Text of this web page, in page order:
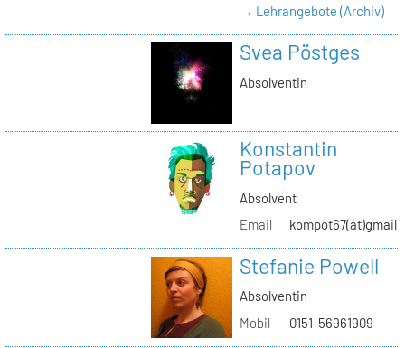
→ Lehrangebote (Archiv)
Svea Pöstges
Absolventin
Konstantin
Potapov
Absolvent
Email
Stefanie Powell
Absolventin
Mobil
0151-56961909